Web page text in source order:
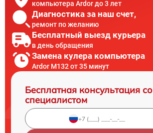
компьютера Ardor до 3 лет
Диагностика за наш счет,
ремонт по желанию
Бесплатный выезд курьера
в день обращения
Замена кулера компьютера
Ardor M132 от 35 минут
Бесплатная консультация со
специалистом